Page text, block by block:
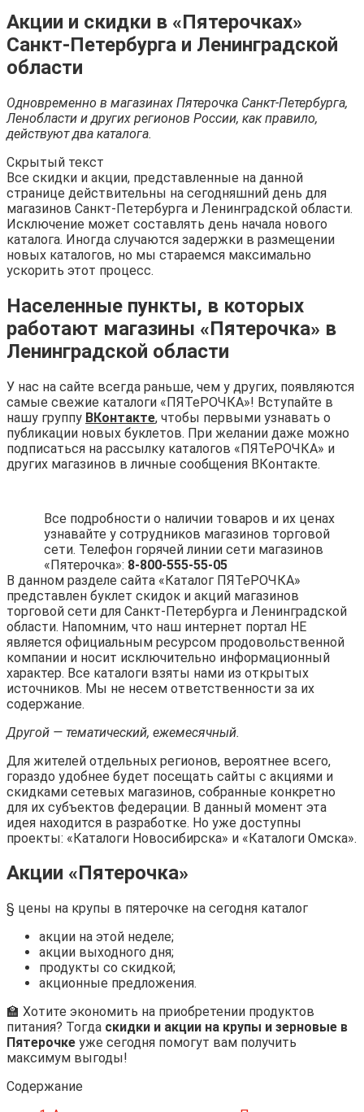
Акции и скидки в «Пятерочках»
Санкт-Петербурга и Ленинградской
области
Одновременно в магазинах Пятерочка Санкт-Петербурга,
Ленобласти и других регионов России, как правило,
действуют два каталога.
Скрытый текст
Все скидки и акции, представленные на данной
странице действительны на сегодняшний день для
магазинов Санкт-Петербурга и Ленинградской области.
Исключение может составлять день начала нового
каталога. Иногда случаются задержки в размещении
новых каталогов, но мы стараемся максимально
ускорить этот процесс.
Населенные пункты, в которых
работают магазины «Пятерочка» в
Ленинградской области
У нас на сайте всегда раньше, чем у других, появляются
самые свежие каталоги «ПЯТеРОЧКА»! Вступайте в
нашу группу ВКонтакте, чтобы первыми узнавать о
публикации новых буклетов. При желании даже можно
подписаться на рассылку каталогов «ПЯТеРОЧКА» и
других магазинов в личные сообщения ВКонтакте.
Все подробности о наличии товаров и их ценах
узнавайте у сотрудников магазинов торговой
сети. Телефон горячей линии сети магазинов
«Пятерочка»: 8-800-555-55-05
В данном разделе сайта «Каталог ПЯТеРОЧКА»
представлен буклет скидок и акций магазинов
торговой сети для Санкт-Петербурга и Ленинградской
области. Напомним, что наш интернет портал НЕ
является официальным ресурсом продовольственной
компании и носит исключительно информационный
характер. Все каталоги взяты нами из открытых
источников. Мы не несем ответственности за их
содержание.
Другой — тематический, ежемесячный.
Для жителей отдельных регионов, вероятнее всего,
гораздо удобнее будет посещать сайты с акциями и
скидками сетевых магазинов, собранные конкретно
для их субъектов федерации. В данный момент эта
идея находится в разработке. Но уже доступны
проекты: «Каталоги Новосибирска» и «Каталоги Омска».
Акции «Пятерочка»
§ цены на крупы в пятерочке на сегодня каталог
акции на этой неделе;
акции выходного дня;
продукты со скидкой;
акционные предложения.
🏫 Хотите экономить на приобретении продуктов
питания? Тогда скидки и акции на крупы и зерновые в
Пятерочке уже сегодня помогут вам получить
максимум выгоды!
Содержание